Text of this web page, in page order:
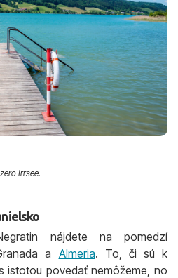
Irrsee.
nájdete na pomedzí
a Almeria. To, či sú k
istotou povedať nemôžeme, no